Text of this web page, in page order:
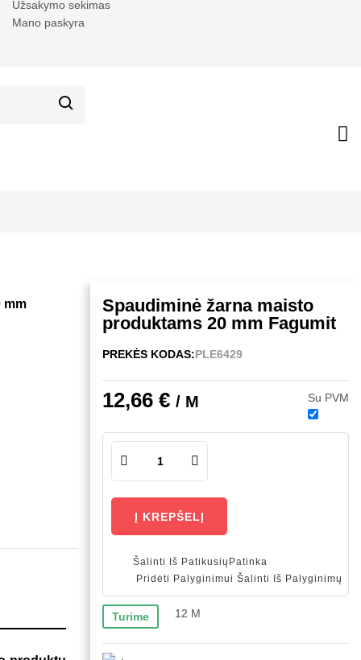
Užsakymo sekimas
Mano paskyra
mm
Spaudiminė žarna maisto
produktams 20 mm Fagumit
PREKĖS KODAS:PLE6429
12,66 € / M Su PVM
Į KREPŠELĮ
Šalinti Iš Patikusių Patinka
Pridėti Palyginimui Šalinti Iš Palyginimų
Turime 12 M